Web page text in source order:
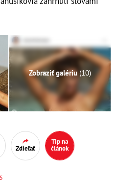
Zobraziť galériu(10)
Zdieľať
Tip na
článok